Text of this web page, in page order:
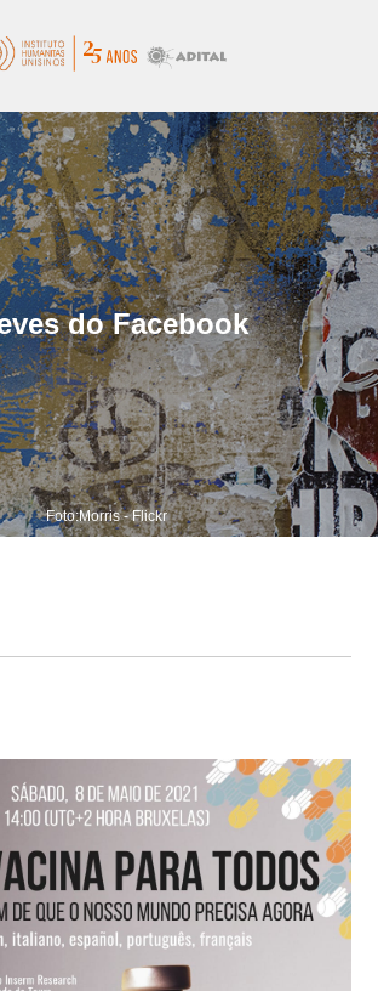
do Facebook
Foto:Morris - Flickr